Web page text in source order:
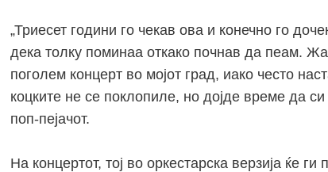
„Триесет години го чекав ова и конечно го
дека толку поминаа откако почнав да пеам.
поголем концерт во мојот град, иако често
коцките не се поклопиле, но дојде време да
поп-пејачот.
На концертот, тој во оркестарска верзија ќе ги